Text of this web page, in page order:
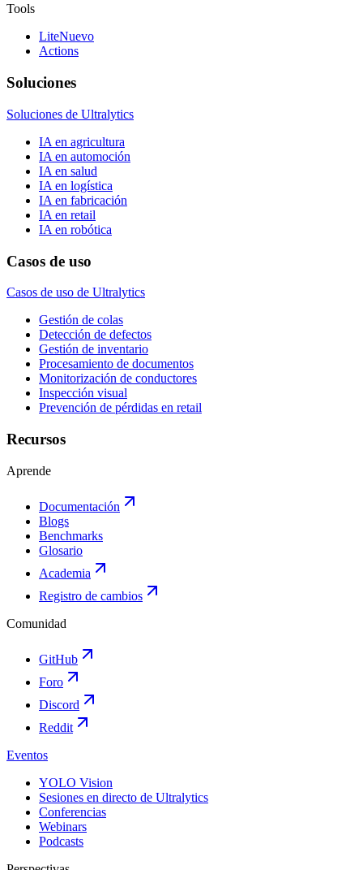
Tools
LiteNuevo
Actions
Soluciones
Soluciones de Ultralytics
IA en agricultura
IA en automoción
IA en salud
IA en logística
IA en fabricación
IA en retail
IA en robótica
Casos de uso
Casos de uso de Ultralytics
Gestión de colas
Detección de defectos
Gestión de inventario
Procesamiento de documentos
Monitorización de conductores
Inspección visual
Prevención de pérdidas en retail
Recursos
Aprende
Documentación
Blogs
Benchmarks
Glosario
Academia
Registro de cambios
Comunidad
GitHub
Foro
Discord
Reddit
Eventos
YOLO Vision
Sesiones en directo de Ultralytics
Conferencias
Webinars
Podcasts